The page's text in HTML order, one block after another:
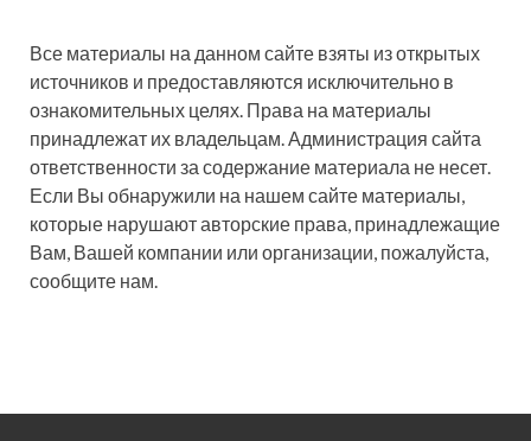
Все материалы на данном сайте взяты из открытых
источников и предоставляются исключительно в
ознакомительных целях. Права на материалы
принадлежат их владельцам. Администрация сайта
ответственности за содержание материала не несет.
Если Вы обнаружили на нашем сайте материалы,
которые нарушают авторские права, принадлежащие
Вам, Вашей компании или организации, пожалуйста,
сообщите нам.